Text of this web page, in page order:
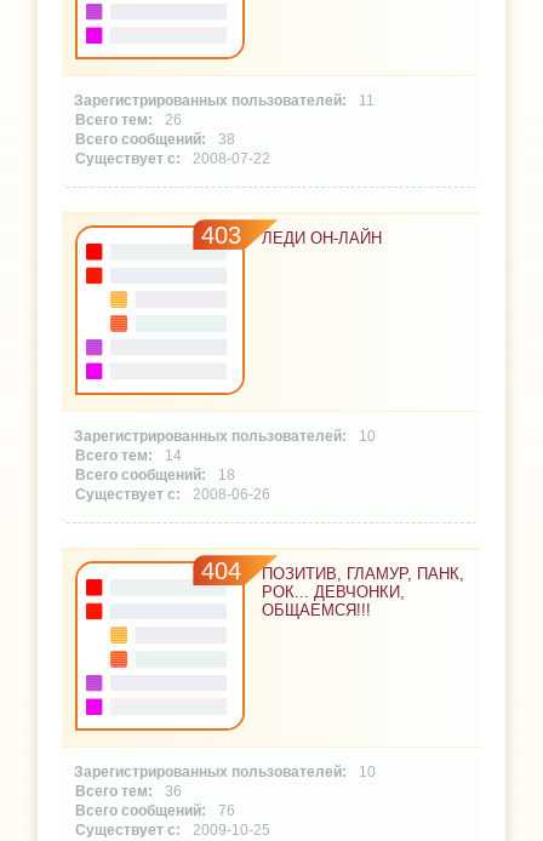
11
26
38
2008-07-22
403 ЛЕДИ ОН-ЛАЙН
10
14
18
2008-06-26
404
ПОЗИТИВ, ГЛАМУР, ПАНК,
РОК... ДЕВЧОНКИ,
ОБЩАЕМСЯ!!!
10
36
76
2009-10-25